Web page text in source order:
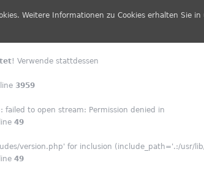
! Verwende stattdessen
3959
to open stream: Permission denied in
49
version.php' for inclusion (include_path='.:/usr/
49
Weitere Informationen zu Cookies erhalten Sie